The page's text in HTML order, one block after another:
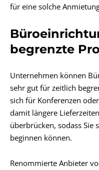
für eine solche
begrenzte
Unternehmen können
sehr gut für zeitlich
sich für Konferenzen
damit längere
überbrücken, sodass
beginnen können.
Renommierte Anbieter